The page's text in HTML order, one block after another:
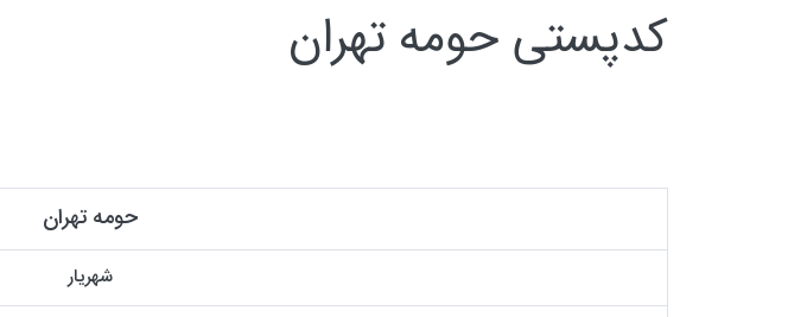
کدپستی حومه تهران
حومه تهران
شهریار